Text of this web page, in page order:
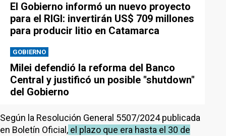
El Gobierno informó un nuevo proyecto
para el RIGI: invertirán US$ 709 millones
para producir litio en Catamarca
GOBIERNO
Milei defendió la reforma del Banco
Central y justificó un posible "shutdown"
del Gobierno
Según la Resolución General 5507/2024 publicada
en Boletín Oficial, el plazo que era hasta el 30 de